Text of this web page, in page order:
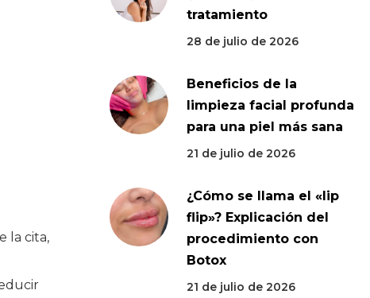
la cita,
tratamiento
28 de julio de 2026
Beneficios de la
limpieza facial profunda
para una piel más sana
21 de julio de 2026
¿Cómo se llama el «lip
flip»? Explicación del
procedimiento con
Botox
21 de julio de 2026